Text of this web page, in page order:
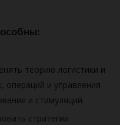
теорию логистики и
операций и управления
и стимуляций.
стратегии